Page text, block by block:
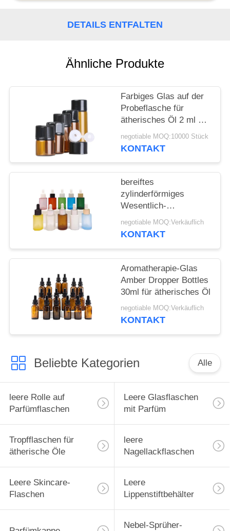
ANGEBOT
ANFORDERN
PRIVACY
POLICY
DETAILS ENTFALTEN
Ähnliche Produkte
Farbiges Glas auf der
Probeflasche für
ätherisches Öl 2 ml 3
ml 5 ml
negotiable MOQ:10000 Stück
KONTAKT
bereiftes
zylinderförmiges
Wesentlich-
kosmetisches flaches
Schulter-
negotiable MOQ:Verkäuflich
KONTAKT
Aromatherapie-Glas
Amber Dropper Bottles
30ml für ätherisches Öl
negotiable MOQ:Verkäuflich
KONTAKT
Beliebte Kategorien Alle
leere Rolle auf
Parfümflaschen
Leere Glasflaschen
mit Parfüm
Tropfflaschen für
ätherische Öle
leere
Nagellackflaschen
Leere Skincare-
Flaschen
Leere
Lippenstiftbehälter
Nebel-Sprüher-